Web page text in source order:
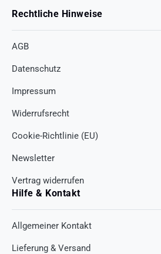
Rechtliche Hinweise
AGB
Datenschutz
Impressum
Widerrufsrecht
Cookie-Richtlinie (EU)
Newsletter
Vertrag widerrufen
Hilfe & Kontakt
Allgemeiner Kontakt
Lieferung & Versand